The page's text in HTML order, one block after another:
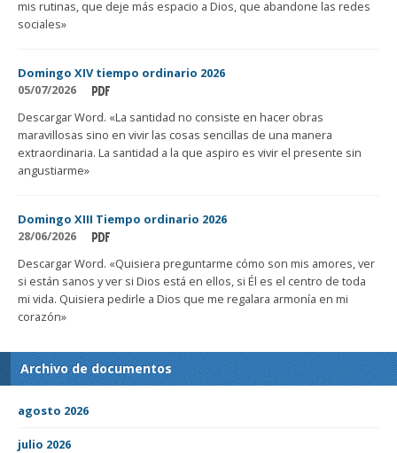
mis rutinas, que deje más espacio a Dios, que abandone las redes
sociales»
Domingo XIV tiempo ordinario 2026
05/07/2026
Descargar Word. «La santidad no consiste en hacer obras
maravillosas sino en vivir las cosas sencillas de una manera
extraordinaria. La santidad a la que aspiro es vivir el presente sin
angustiarme»
Domingo XIII Tiempo ordinario 2026
28/06/2026
Descargar Word. «Quisiera preguntarme cómo son mis amores, ver
si están sanos y ver si Dios está en ellos, si Él es el centro de toda
mi vida. Quisiera pedirle a Dios que me regalara armonía en mi
corazón»
Archivo de documentos
agosto 2026
julio 2026